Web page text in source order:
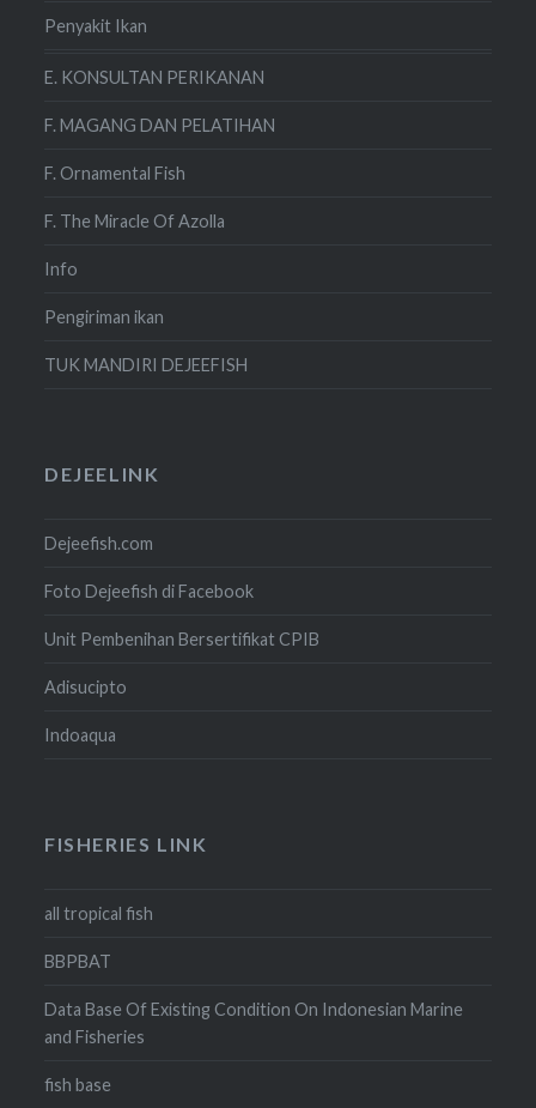
Penyakit Ikan
E. KONSULTAN PERIKANAN
F. MAGANG DAN PELATIHAN
F. Ornamental Fish
F. The Miracle Of Azolla
Info
Pengiriman ikan
TUK MANDIRI DEJEEFISH
DEJEELINK
Dejeefish.com
Foto Dejeefish di Facebook
Unit Pembenihan Bersertifikat CPIB
Adisucipto
Indoaqua
FISHERIES LINK
all tropical fish
BBPBAT
Data Base Of Existing Condition On Indonesian Marine
and Fisheries
fish base